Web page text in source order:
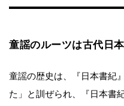
童謡のルーツは古代日
童謡の歴史は、『日本書紀
た」と訓ぜられ、『日本書